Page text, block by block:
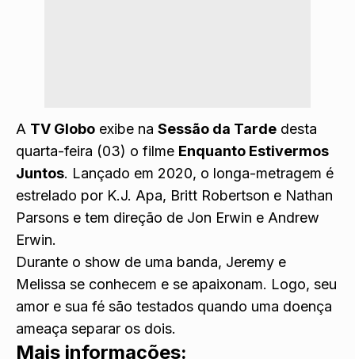
A TV Globo exibe na Sessão da Tarde desta
quarta-feira (03) o filme Enquanto Estivermos
Juntos. Lançado em 2020, o longa-metragem é
estrelado por K.J. Apa, Britt Robertson e Nathan
Parsons e tem direção de Jon Erwin e Andrew
Erwin.
Durante o show de uma banda, Jeremy e
Melissa se conhecem e se apaixonam. Logo, seu
amor e sua fé são testados quando uma doença
ameaça separar os dois.
Mais informações: